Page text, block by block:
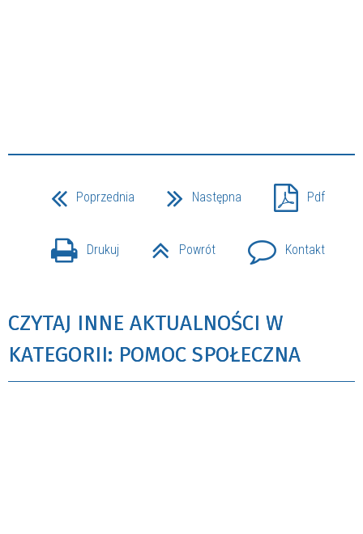
Poprzednia Następna Pdf
Drukuj Powrót Kontakt
CZYTAJ INNE AKTUALNOŚCI W
KATEGORII: POMOC SPOŁECZNA